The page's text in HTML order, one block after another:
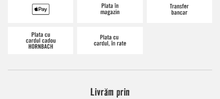
Livrăm prin